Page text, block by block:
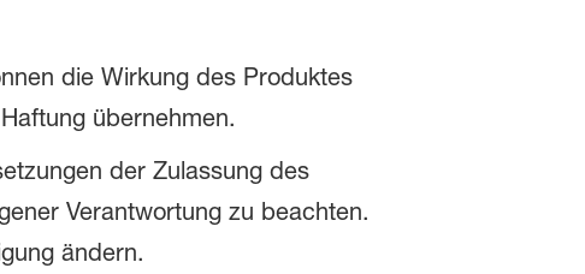
die Wirkung des Produktes
übernehmen.
der Zulassung des
Verantwortung zu beachten.
ändern.